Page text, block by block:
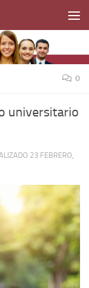
0
universitario
23 FEBRERO,